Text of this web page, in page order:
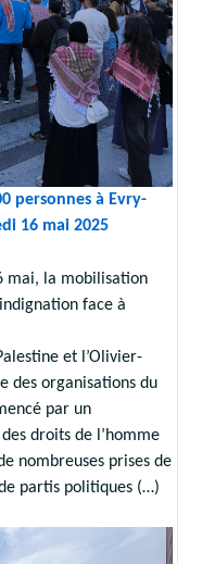
personnes à Evry-
16 mai 2025
mai, la mobilisation
face à
et l’Olivier-
des organisations du
par un
droits de l’homme
nombreuses prises de
partis politiques (…)